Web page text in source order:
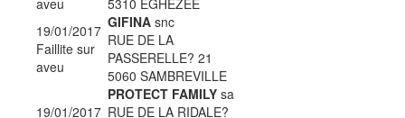
aveu
5310 EGHEZEE
19/01/2017
Faillite sur
aveu
GIFINA snc
RUE DE LA
PASSERELLE? 21
5060 SAMBREVILLE
19/01/2017
PROTECT FAMILY sa
RUE DE LA RIDALE?